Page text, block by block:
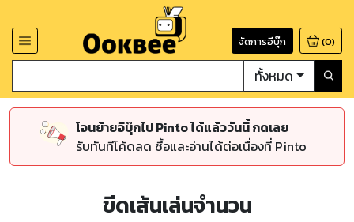
จัดการอีบุ๊ก (0)
ทั้งหมด
โอนย้ายอีบุ๊กไป Pinto ได้แล้ววันนี้ กดเลย
รับทันทีโค้ดลด ซื้อและอ่านได้ต่อเนื่องที่ Pinto
ขีดเส้นเล่นจำนวน